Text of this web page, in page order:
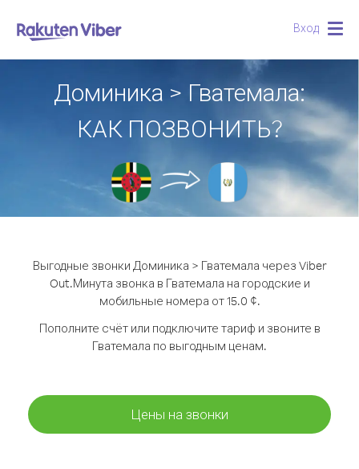
Вход
Доминика > Гватемала:
КАК ПОЗВОНИТЬ?
Выгодные звонки Доминика > Гватемала через Viber
Out.Минута звонка в Гватемала на городские и
мобильные номера от 15.0 ¢.
Пополните счёт или подключите тариф и звоните в
Гватемала по выгодным ценам.
Цены на звонки